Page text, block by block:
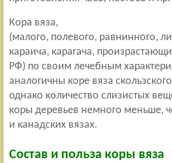
Кора вяза,
(малого, полевого, равнинного,
караича, карагача,
РФ) по своим лечебным
аналогичны коре вяза
однако количество слизистых
коры деревьев немного меньше,
и канадских вязах.
Состав и польза коры вяза